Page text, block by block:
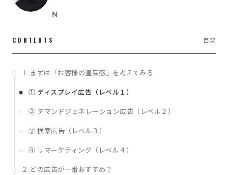
CONTENTS 目次
１.まずは「お客様の温度感」を考えてみる
① ディスプレイ広告（レベル１）
② デマンドジェネレーション広告（レベル２）
③ 検索広告（レベル３）
④ リマーケティング（レベル４）
２.どの広告が一番おすすめ？